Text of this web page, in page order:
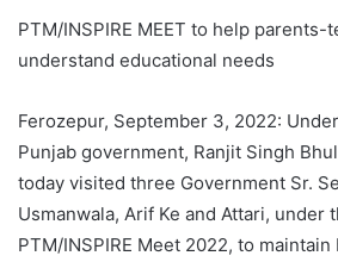
PTM/INSPIRE MEET to help parents-
understand educational needs
Ferozepur, September 3, 2022:
Punjab government, Ranjit Singh
today visited three Government Sr.
Usmanwala, Arif Ke and Attari, under
PTM/INSPIRE Meet 2022, to